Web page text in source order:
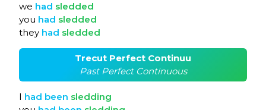
we had sledded
you had sledded
they had sledded
Trecut Perfect Continuu
Past Perfect Continuous
I had been sledding